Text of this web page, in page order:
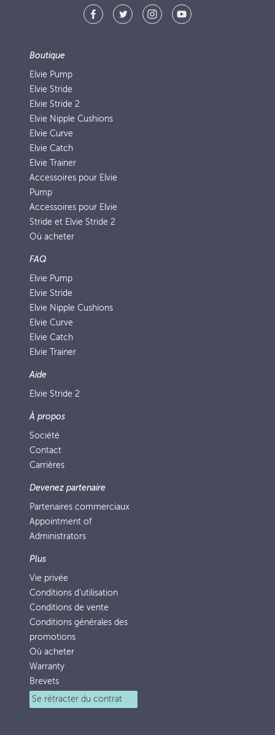
Boutique
Elvie Pump
Elvie Stride
Elvie Stride 2
Elvie Nipple Cushions
Elvie Curve
Elvie Catch
Elvie Trainer
Accessoires pour Elvie
Pump
Accessoires pour Elvie
Stride et Elvie Stride 2
Où acheter
FAQ
Elvie Pump
Elvie Stride
Elvie Nipple Cushions
Elvie Curve
Elvie Catch
Elvie Trainer
Aide
Elvie Stride 2
À propos
Société
Contact
Carrières
Devenez partenaire
Partenaires commerciaux
Appointment of
Administrators
Plus
Vie privée
Conditions d’utilisation
Conditions de vente
Conditions générales des
promotions
Où acheter
Warranty
Brevets
Se rétracter du contrat